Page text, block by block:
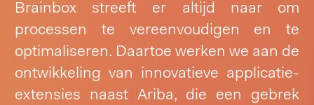
Brainbox streeft er altijd naar om
processen te vereenvoudigen en te
optimaliseren. Daartoe werken we aan de
ontwikkeling van innovatieve applicatie-
extensies naast Ariba, die een gebrek